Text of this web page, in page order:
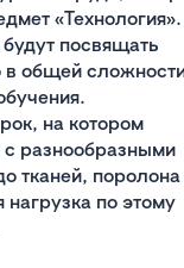
«Технология».
посвящать
в общей
на котором
с разнообразными
тканей, поролона
по этому